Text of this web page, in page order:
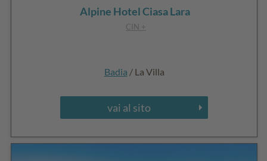
Alpine Hotel Ciasa Lara
CIN +
Badia / La Villa
vai al sito